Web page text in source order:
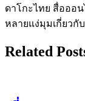
ดาโกะไทย สื่อออ
หลายแง่มุมเกี่ยวกั
Related